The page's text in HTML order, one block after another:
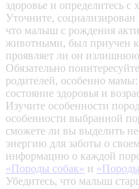
здоровье и определитесь с
Уточните,
что малыш с рождения
животными, был приучен к
проявляет ли он
Обязательно
родителей, особенно мамы:
состояние здоровья и
Изучите особенности
особенности выбранной
сможете ли вы выделить
энергию для заботы о
информацию о каждой
«Породы собак» и
Убедитесь, что малыш